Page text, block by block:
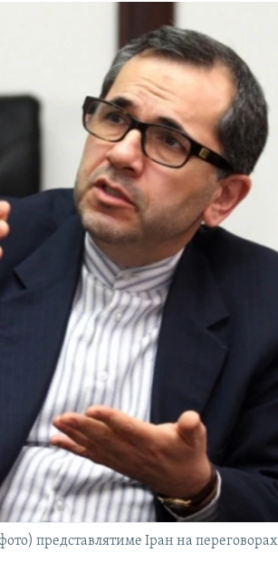
представлятиме Іран на переговорах